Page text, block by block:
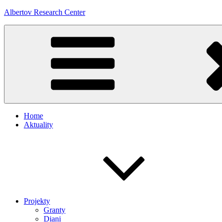
Přejít
Albertov Research Center
Home
Aktuality
Projekty
Granty
Diani